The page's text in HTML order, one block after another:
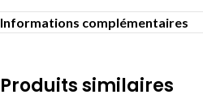
Informations complémentaires
Produits similaires